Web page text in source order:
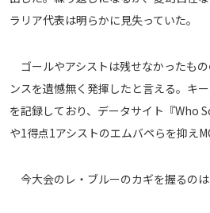
ラリア代表は明らかに見失っていた。
ゴールやアシストは残せなかったも
ンスを遺憾無く発揮したと言える。キ
を記録しており、データサイト『Who
や1得点1アシストのエムバペらを抑え
今大会のレ・ブルーのカギを握るのは